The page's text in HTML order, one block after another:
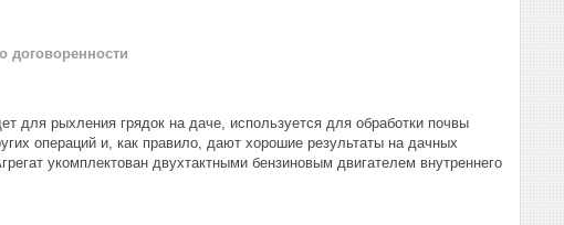
договоренности
для рыхления грядок на даче, используется для обработки почвы
операций и, как правило, дают хорошие результаты на дачных
укомплектован двухтактными бензиновым двигателем внутреннего